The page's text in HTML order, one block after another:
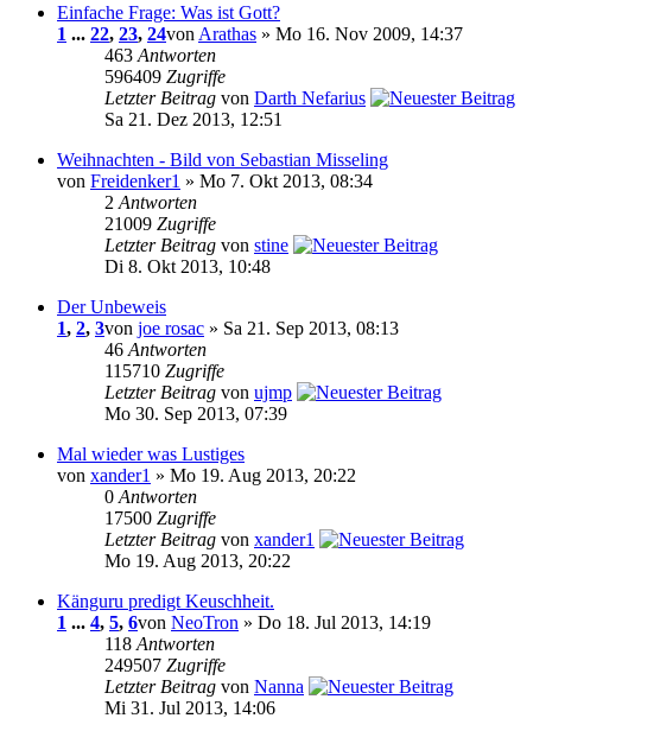
Einfache Frage: Was ist Gott?
1 ... 22, 23, 24von Arathas » Mo 16. Nov 2009, 14:37
463 Antworten
596409 Zugriffe
Letzter Beitrag von Darth Nefarius
Sa 21. Dez 2013, 12:51
Weihnachten - Bild von Sebastian Misseling
von Freidenker1 » Mo 7. Okt 2013, 08:34
2 Antworten
21009 Zugriffe
Letzter Beitrag von stine
Di 8. Okt 2013, 10:48
Der Unbeweis
1, 2, 3von joe rosac » Sa 21. Sep 2013, 08:13
46 Antworten
115710 Zugriffe
Letzter Beitrag von ujmp
Mo 30. Sep 2013, 07:39
Mal wieder was Lustiges
von xander1 » Mo 19. Aug 2013, 20:22
0 Antworten
17500 Zugriffe
Letzter Beitrag von xander1
Mo 19. Aug 2013, 20:22
Känguru predigt Keuschheit.
1 ... 4, 5, 6von NeoTron » Do 18. Jul 2013, 14:19
118 Antworten
249507 Zugriffe
Letzter Beitrag von Nanna
Mi 31. Jul 2013, 14:06